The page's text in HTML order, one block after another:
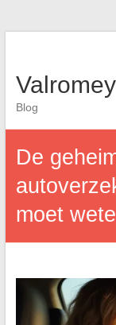
Valromey
Blog
De
moet